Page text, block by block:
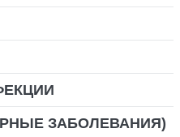
ЗАБОЛЕВАНИЯ)